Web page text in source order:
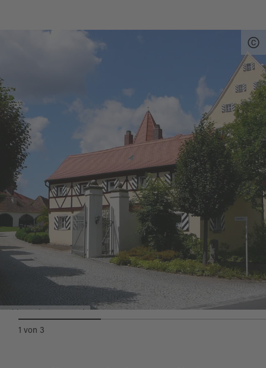
leider keine Besichtigung möglich.
destination.one
1 von 3